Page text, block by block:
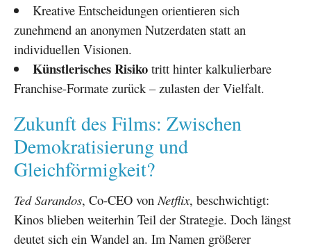
Kreative Entscheidungen orientieren sich
zunehmend an anonymen Nutzerdaten statt an
individuellen Visionen.
Künstlerisches Risikotritt hinter kalkulierbare
Franchise-Formate zurück – zulasten der Vielfalt.
Zukunft des Films: Zwischen
Demokratisierung und
Gleichförmigkeit?
Ted Sarandos, Co-CEO von Netflix, beschwichtigt:
Kinos blieben weiterhin Teil der Strategie. Doch längst
deutet sich ein Wandel an. Im Namen größerer